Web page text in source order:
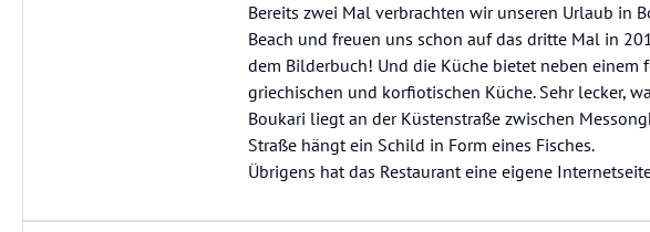
Bereits zwei Mal verbrachten wir unseren Urlaub in
Beach und freuen uns schon auf das dritte Mal in
dem Bilderbuch! Und die Küche bietet neben
griechischen und korfiotischen Küche. Sehr lecker,
Boukari liegt an der Küstenstraße zwischen
Straße hängt ein Schild in Form eines Fisches.
Übrigens hat das Restaurant eine eigene